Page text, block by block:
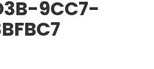
9CC7-